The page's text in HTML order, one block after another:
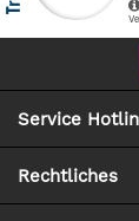
Service
Rechtliches